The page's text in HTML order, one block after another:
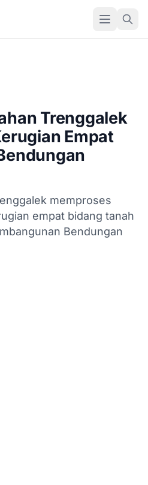
Trenggalek
Empat
memproses
empat bidang tanah
Bendungan